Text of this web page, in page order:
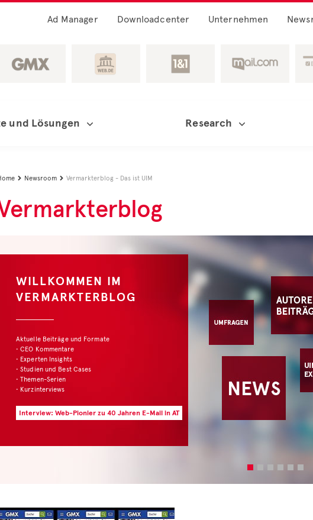
Ad Manager Downloadcenter Unternehmen
und Lösungen Research
 Newsroom  Vermarkterblog - Das ist UIM
WILLKOMMEN IM
VERMARKTERBLOG
Aktuelle Beiträge und Formate
• CEO Kommentare
• Experten Insights
• Studien und Best Cases
• Themen-Serien
• Kurzinterviews
Interview: Web-Pionier zu 40 Jahren E-Mail in AT